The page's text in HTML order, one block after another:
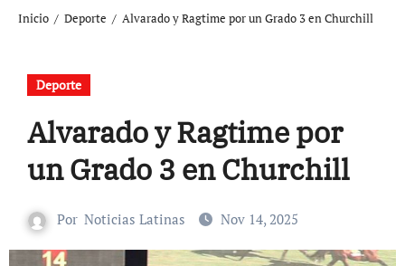
Inicio Deporte Alvarado y Ragtime por un Grado 3 en Churchill
Deporte
Alvarado y Ragtime por
un Grado 3 en Churchill
Por Noticias Latinas Nov 14, 2025